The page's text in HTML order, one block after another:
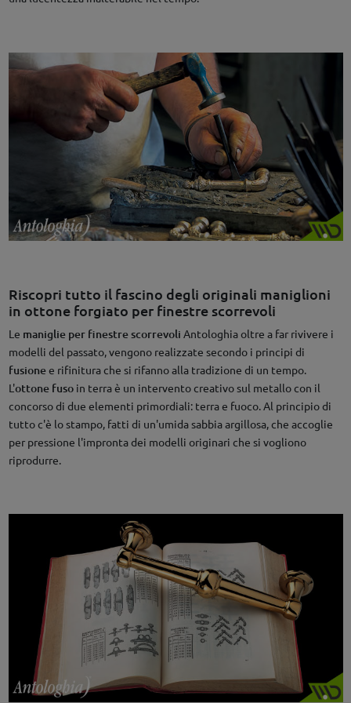
Riscopri tutto il fascino degli originali maniglioni
in ottone forgiato per finestre scorrevoli
Le maniglie per finestre scorrevoli Antologhia oltre a far rivivere i
modelli del passato, vengono realizzate secondo i principi di
fusionee rifinitura che si rifanno alla tradizione di un tempo.
L'ottone fusoin terra è un intervento creativo sul metallo con il
concorso di due elementi primordiali: terra e fuoco. Al principio di
tutto c'è lo stampo, fatti di un'umida sabbia argillosa, che accoglie
per pressione l'impronta dei modelli originari che si vogliono
riprodurre.